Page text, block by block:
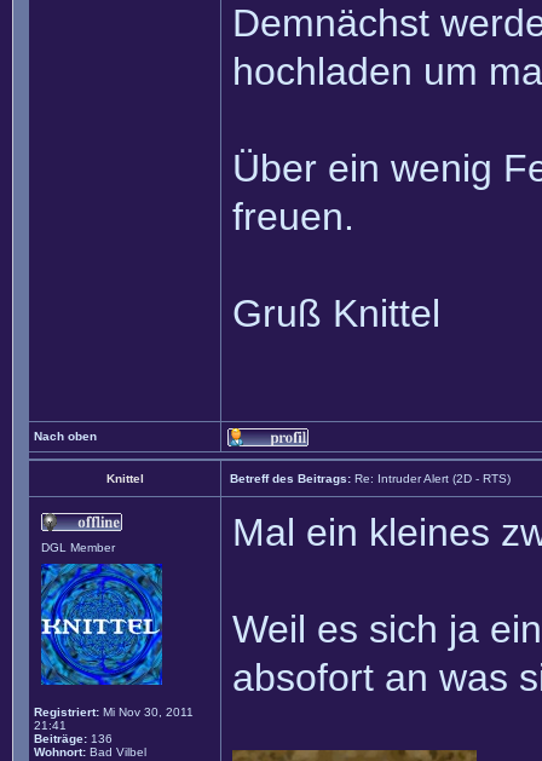
Demnächst
hochladen um
Über ein wenig
freuen.
Gruß Knittel
Nach oben
Knittel Betreff des Beitrags: Re: Intruder Alert (2D - RTS)
DGL Member
Registriert: Mi Nov 30, 2011
21:41
Beiträge: 136
Wohnort: Bad Vilbel
Mal ein kleines
Weil es sich ja
absofort an was